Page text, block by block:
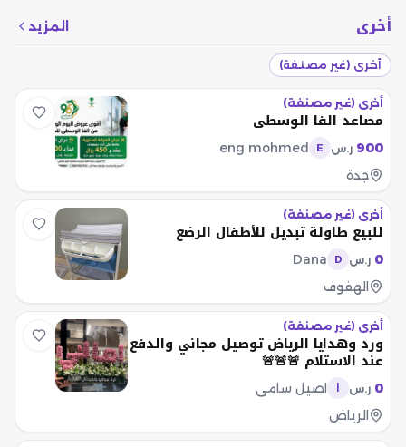
أخرى المزيد
أخرى (غير مصنفة)
أخرى (غير مصنفة)
مصاعد الفا الوسطي
900 ر.س E
eng mohmed
جدة
أخرى (غير مصنفة)
للبيع طاولة تبديل للأطفال الرضع
0 ر.س D
Dana
الهفوف
أخرى (غير مصنفة)
ورد وهدايا الرياض توصيل مجاني والدفع
عند الاستلام 🚨🚨🚨
0 ر.س
اصيل سامي
الرياض